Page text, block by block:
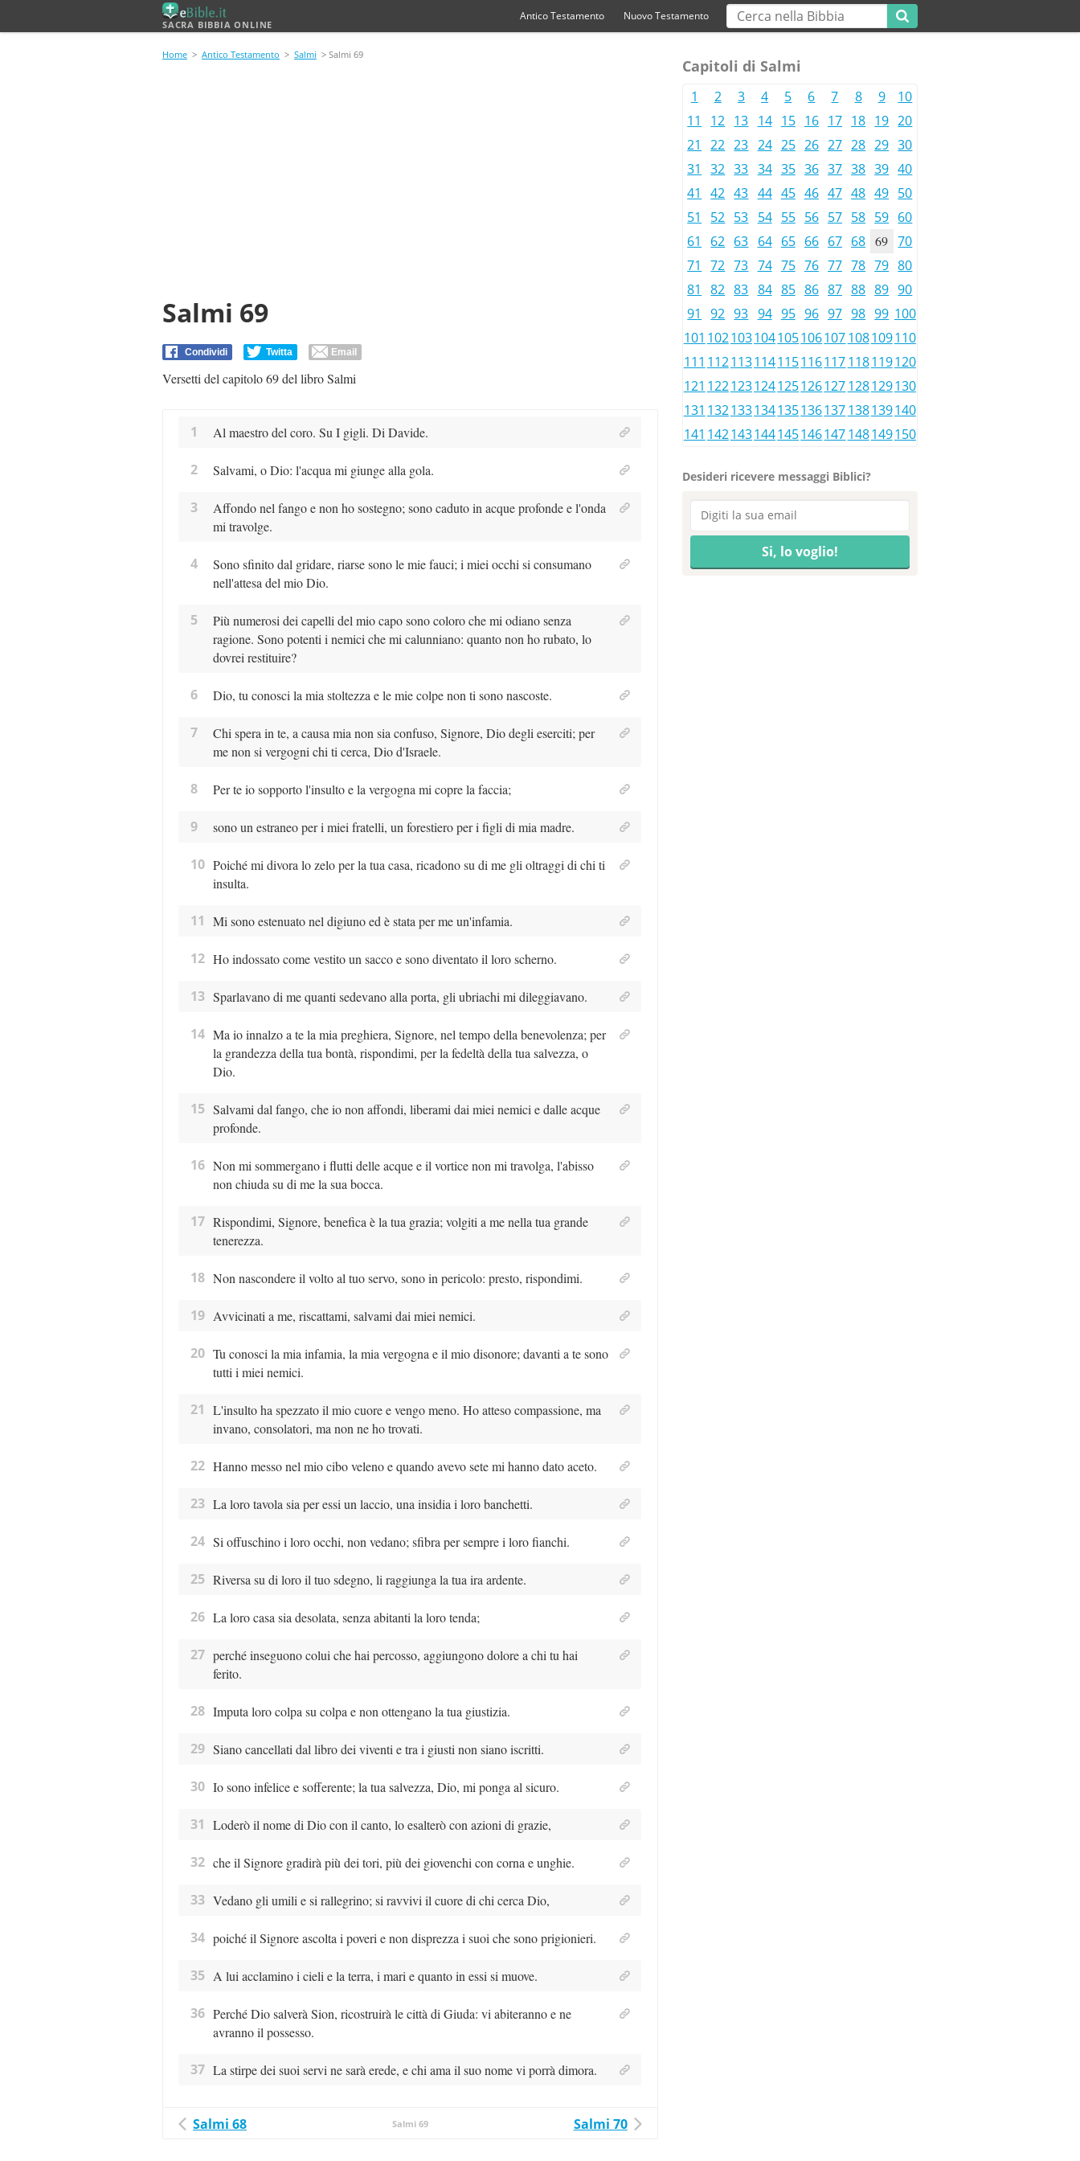
SACRA BIBBIA ONLINE
Antico Testamento Nuovo Testamento
Home > Antico Testamento > Salmi > Salmi 69
Salmi 69
Condividi Twitta Email
Versetti del capitolo 69 del libro Salmi
1 Al maestro del coro. Su I gigli. Di Davide.
2 Salvami, o Dio: l'acqua mi giunge alla gola.
3
Affondo nel fango e non ho sostegno; sono caduto in acque profonde e l'onda
mi travolge.
4
Sono sfinito dal gridare, riarse sono le mie fauci; i miei occhi si consumano
nell'attesa del mio Dio.
5
Più numerosi dei capelli del mio capo sono coloro che mi odiano senza
ragione. Sono potenti i nemici che mi calunniano: quanto non ho rubato, lo
dovrei restituire?
6 Dio, tu conosci la mia stoltezza e le mie colpe non ti sono nascoste.
7
Chi spera in te, a causa mia non sia confuso, Signore, Dio degli eserciti; per
me non si vergogni chi ti cerca, Dio d'Israele.
8 Per te io sopporto l'insulto e la vergogna mi copre la faccia;
9 sono un estraneo per i miei fratelli, un forestiero per i figli di mia madre.
10 Poiché mi divora lo zelo per la tua casa, ricadono su di me gli oltraggi di chi ti
insulta.
11 Mi sono estenuato nel digiuno ed è stata per me un'infamia.
12 Ho indossato come vestito un sacco e sono diventato il loro scherno.
13 Sparlavano di me quanti sedevano alla porta, gli ubriachi mi dileggiavano.
14 Ma io innalzo a te la mia preghiera, Signore, nel tempo della benevolenza; per
la grandezza della tua bontà, rispondimi, per la fedeltà della tua salvezza, o
Dio.
15 Salvami dal fango, che io non affondi, liberami dai miei nemici e dalle acque
profonde.
16 Non mi sommergano i flutti delle acque e il vortice non mi travolga, l'abisso
non chiuda su di me la sua bocca.
17 Rispondimi, Signore, benefica è la tua grazia; volgiti a me nella tua grande
tenerezza.
18 Non nascondere il volto al tuo servo, sono in pericolo: presto, rispondimi.
19 Avvicinati a me, riscattami, salvami dai miei nemici.
20 Tu conosci la mia infamia, la mia vergogna e il mio disonore; davanti a te sono
tutti i miei nemici.
21 L'insulto ha spezzato il mio cuore e vengo meno. Ho atteso compassione, ma
invano, consolatori, ma non ne ho trovati.
22 Hanno messo nel mio cibo veleno e quando avevo sete mi hanno dato aceto.
23 La loro tavola sia per essi un laccio, una insidia i loro banchetti.
24 Si offuschino i loro occhi, non vedano; sfibra per sempre i loro fianchi.
25 Riversa su di loro il tuo sdegno, li raggiunga la tua ira ardente.
26 La loro casa sia desolata, senza abitanti la loro tenda;
27 perché inseguono colui che hai percosso, aggiungono dolore a chi tu hai
ferito.
28 Imputa loro colpa su colpa e non ottengano la tua giustizia.
29 Siano cancellati dal libro dei viventi e tra i giusti non siano iscritti.
30 Io sono infelice e sofferente; la tua salvezza, Dio, mi ponga al sicuro.
31 Loderò il nome di Dio con il canto, lo esalterò con azioni di grazie,
32 che il Signore gradirà più dei tori, più dei giovenchi con corna e unghie.
33 Vedano gli umili e si rallegrino; si ravvivi il cuore di chi cerca Dio,
34 poiché il Signore ascolta i poveri e non disprezza i suoi che sono prigionieri.
35 A lui acclamino i cieli e la terra, i mari e quanto in essi si muove.
36 Perché Dio salverà Sion, ricostruirà le città di Giuda: vi abiteranno e ne
avranno il possesso.
37 La stirpe dei suoi servi ne sarà erede, e chi ama il suo nome vi porrà dimora.
Salmi 68 Salmi 69 Salmi 70
Capitoli di Salmi
1 2 3 4 5 6 7 8 9
10
11
12 13 14 15 16 17 18 19 20
21
22 23 24 25 26 27 28 29 30
31
32 33 34 35 36 37 38 39 40
41
42 43 44 45 46 47 48 49 50
51
52 53 54 55 56 57 58 59 60
61
62 63 64 65 66 67 68 69 70
71
72 73 74 75 76 77 78 79 80
81
82 83 84 85 86 87 88 89 90
91
92 93 94 95 96 97 98 99 100
101 102103104105106107108109110
111 112113114115116117118119120
121 122123124125126127128129130
131 132133134135136137138139140
141 142143144145146147148149150
Desideri ricevere messaggi Biblici?